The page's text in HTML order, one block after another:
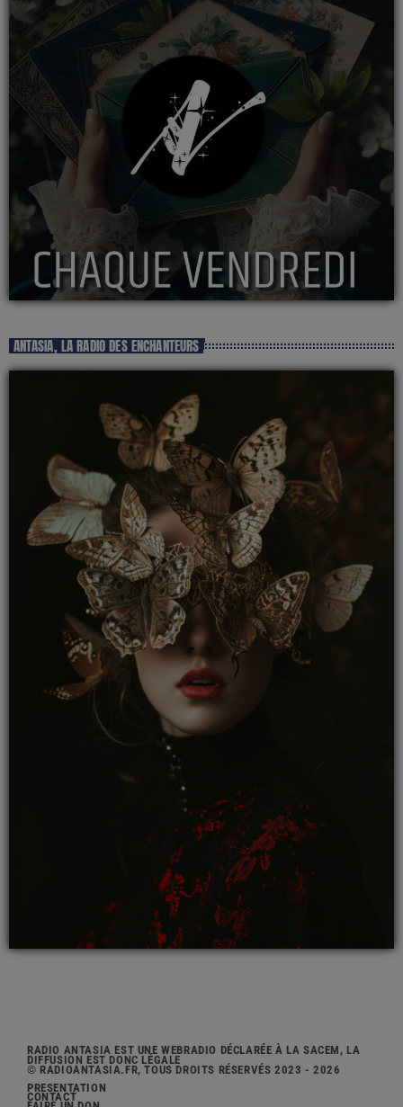
ANTASIA, LA RADIO DES ENCHANTEURS
RADIO ANTASIA EST UNE WEBRADIO DÉCLARÉE À LA SACEM, LA
DIFFUSION EST DONC LÉGALE
© RADIOANTASIA.FR, TOUS DROITS RÉSERVÉS 2023 - 2026
PRÉSENTATION
CONTACT